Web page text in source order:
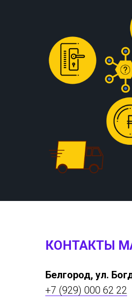
КОНТАКТЫ
Белгород, ул.
+7 (929) 000 62 22